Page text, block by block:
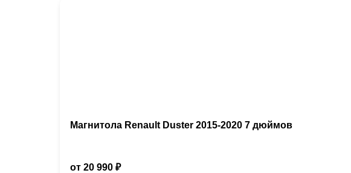
Магнитола Renault Duster 2015-2020 7 дюймов
от 20 990 ₽